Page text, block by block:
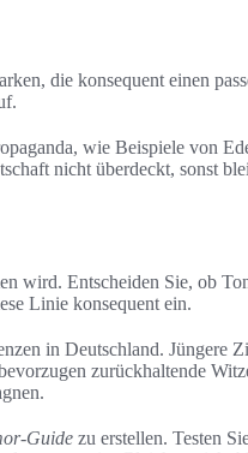
die konsequent einen
wie Beispiele von
nicht überdeckt, sonst
wird. Entscheiden Sie, ob
Linie konsequent ein.
in Deutschland. Jüngere
zurückhaltende
zu erstellen. Testen